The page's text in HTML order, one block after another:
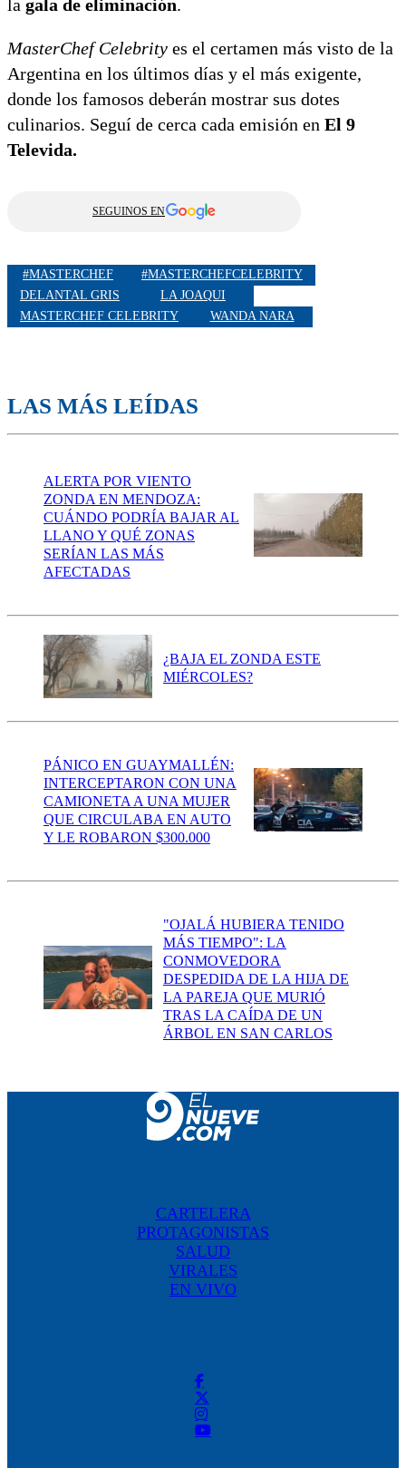
la gala de eliminación.
MasterChef Celebrity es el certamen más visto de la
Argentina en los últimos días y el más exigente,
donde los famosos deberán mostrar sus dotes
culinarios. Seguí de cerca cada emisión en El 9
Televida.
SEGUINOS EN
#MASTERCHEF
#MASTERCHEFCELEBRITY
DELANTAL GRIS
LA JOAQUI
MASTERCHEF CELEBRITY
WANDA NARA
LAS MÁS LEÍDAS
ALERTA POR VIENTO
ZONDA EN MENDOZA:
CUÁNDO PODRÍA BAJAR AL
LLANO Y QUÉ ZONAS
SERÍAN LAS MÁS
AFECTADAS
¿BAJA EL ZONDA ESTE
MIÉRCOLES?
PÁNICO EN GUAYMALLÉN:
INTERCEPTARON CON UNA
CAMIONETA A UNA MUJER
QUE CIRCULABA EN AUTO
Y LE ROBARON $300.000
"OJALÁ HUBIERA TENIDO
MÁS TIEMPO": LA
CONMOVEDORA
DESPEDIDA DE LA HIJA DE
LA PAREJA QUE MURIÓ
TRAS LA CAÍDA DE UN
ÁRBOL EN SAN CARLOS
CARTELERA
PROTAGONISTAS
SALUD
VIRALES
EN VIVO